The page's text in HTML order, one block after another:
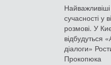
сучасності у
розмові. У
відбудуться
діалоги»
Прокопюка